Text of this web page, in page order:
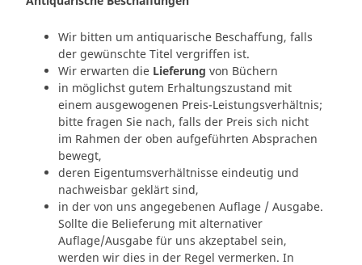
Wir bitten um antiquarische Beschaffung, falls
der gewünschte Titel vergriffen ist.
Wir erwarten die Lieferung von Büchern
in möglichst gutem Erhaltungszustand mit
einem ausgewogenen Preis-Leistungsverhältnis;
bitte fragen Sie nach, falls der Preis sich nicht
im Rahmen der oben aufgeführten Absprachen
bewegt,
deren Eigentumsverhältnisse eindeutig und
nachweisbar geklärt sind,
in der von uns angegebenen Auflage / Ausgabe.
Sollte die Belieferung mit alternativer
Auflage/Ausgabe für uns akzeptabel sein,
werden wir dies in der Regel vermerken. In